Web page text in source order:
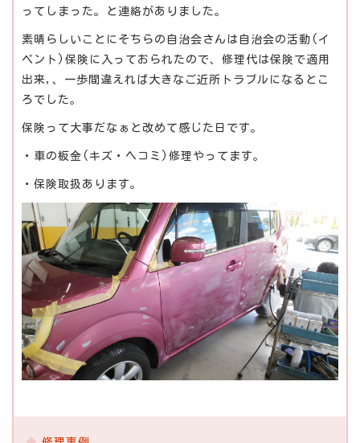
ってしまった。と連絡がありました。
素晴らしいことにそちらの自治会さんは自治会の活動(イ
ベント)保険に入っておられたので、修理代は保険で適用
出来,、一歩間違えれば大きなご近所トラブルになるとこ
ろでした。
保険って大事だなぁと改めて感じた日です。
・車の板金(キズ・ヘコミ)修理やってます。
・保険取扱あります。